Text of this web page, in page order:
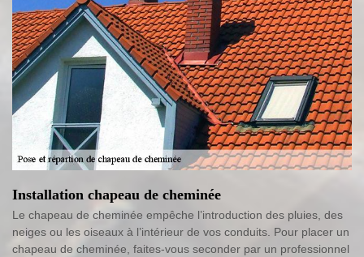
Installation chapeau de cheminée
Le chapeau de cheminée empêche l’introduction des pluies, des
neiges ou les oiseaux à l’intérieur de vos conduits. Pour placer un
chapeau de cheminée, faites-vous seconder par un professionnel